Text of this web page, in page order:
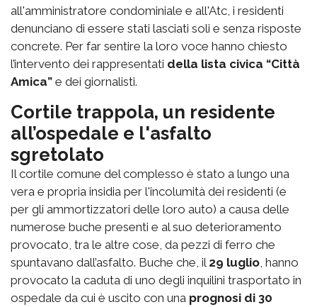
all'amministratore condominiale e all'Atc, i residenti
denunciano di essere stati lasciati soli e senza risposte
concrete. Per far sentire la loro voce hanno chiesto
l’intervento dei rappresentati della lista civica “Città
Amica” e dei giornalisti.
Cortile trappola, un residente
all’ospedale e l'asfalto
sgretolato
Il cortile comune del complesso è stato a lungo una
vera e propria insidia per l'incolumità dei residenti (e
per gli ammortizzatori delle loro auto) a causa delle
numerose buche presenti e al suo deterioramento
provocato, tra le altre cose, da pezzi di ferro che
spuntavano dall’asfalto. Buche che, il 29 luglio, hanno
provocato la caduta di uno degli inquilini trasportato in
ospedale da cui è uscito con una prognosi di 30